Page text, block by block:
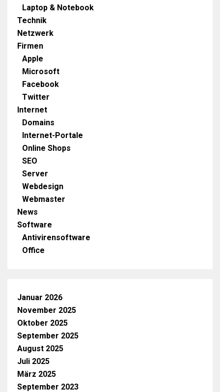
Laptop & Notebook
Technik
Netzwerk
Firmen
Apple
Microsoft
Facebook
Twitter
Internet
Domains
Internet-Portale
Online Shops
SEO
Server
Webdesign
Webmaster
News
Software
Antivirensoftware
Office
Januar 2026
November 2025
Oktober 2025
September 2025
August 2025
Juli 2025
März 2025
September 2023